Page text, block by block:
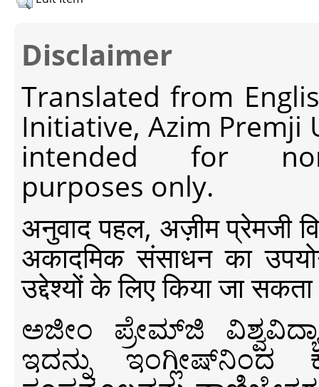
Disclaimer
Translated from
Initiative, Azim Premji
intended for non-
purposes only.
अनुवाद पहल, अज़ीम प्रेमजी
अकादमिक संसाधन का
उद्देश्यों के लिए किया जा
ಅಜೀಂ ಪ್ರೇಮ್‍ಜಿ
ಇದನ್ನು ಇಂಗ್ಲೀಷ್‍ನಿಂದ